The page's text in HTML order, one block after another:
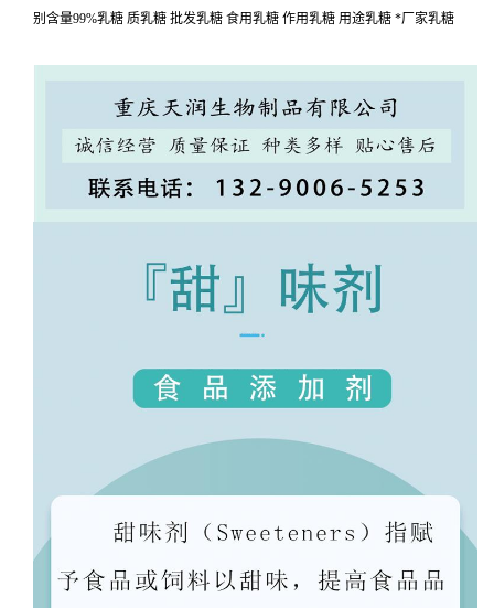
别含量99%乳糖 质乳糖 批发乳糖 食用乳糖 作用乳糖 用途乳糖 *厂家乳糖